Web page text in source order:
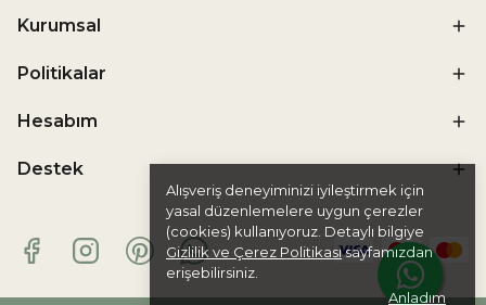
Alışveriş deneyiminizi iyileştirmek için
yasal düzenlemelere uygun çerezler
(cookies) kullanıyoruz. Detaylı bilgiye
Gizlilik ve Çerez Politikasısayfamızdan
erişebilirsiniz.
Anladım
Kurumsal
Politikalar
Hesabım
Destek